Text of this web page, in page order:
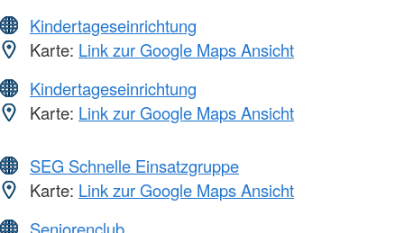
Kindertageseinrichtung
Karte: Link zur Google Maps Ansicht
Kindertageseinrichtung
Karte: Link zur Google Maps Ansicht
SEG Schnelle Einsatzgruppe
Karte: Link zur Google Maps Ansicht